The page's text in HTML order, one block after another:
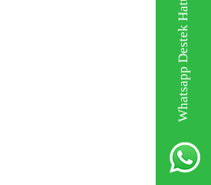
Whatsapp Destek Hattı